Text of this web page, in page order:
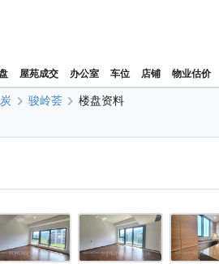
屋苑成交 办公室 车位 店铺 物业估价
骏岭荟 楼盘资料
平方尺
平方尺